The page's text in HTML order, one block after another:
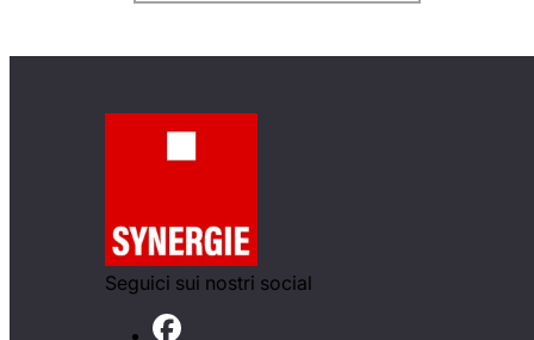
Seguici sui nostri social